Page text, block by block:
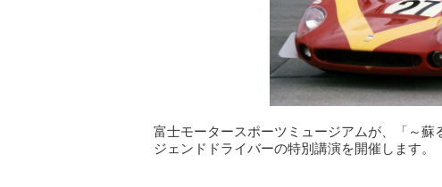
富士モータースポーツミュージアムが、「～
ジェンドドライバーの特別講演を開催します。